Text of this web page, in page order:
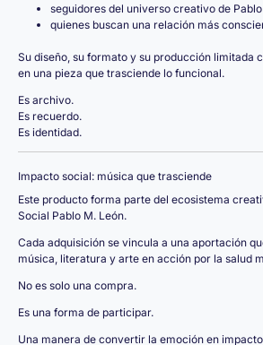
seguidores del universo creativo de
quienes buscan una relación más
Su diseño, su formato y su producción limitada
en una pieza que trasciende lo funcional.
Es archivo.
Es recuerdo.
Es identidad.
Impacto social: música que trasciende
Este producto forma parte del ecosistema
Social Pablo M. León.
Cada adquisición se vincula a una aportación
música, literatura y arte en acción por la salud
No es solo una compra.
Es una forma de participar.
Una manera de convertir la emoción en